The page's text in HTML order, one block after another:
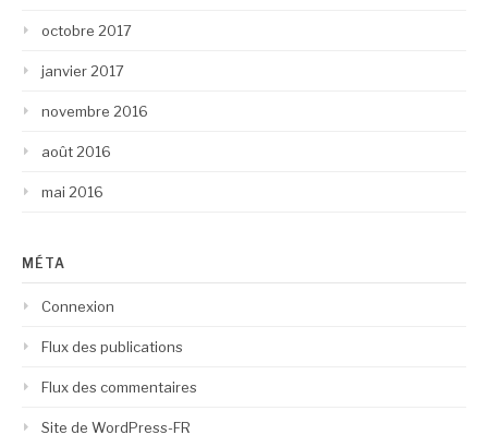
octobre 2017
janvier 2017
novembre 2016
août 2016
mai 2016
MÉTA
Connexion
Flux des publications
Flux des commentaires
Site de WordPress-FR